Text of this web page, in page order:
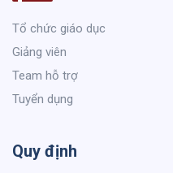
Tổ chức giáo dục
Giảng viên
Team hỗ trợ
Tuyển dụng
Quy định